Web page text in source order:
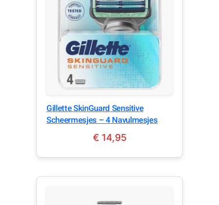
Gillette SkinGuard Sensitive
Scheermesjes – 4 Navulmesjes
€ 14,95